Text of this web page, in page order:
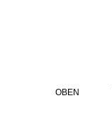
OBEN